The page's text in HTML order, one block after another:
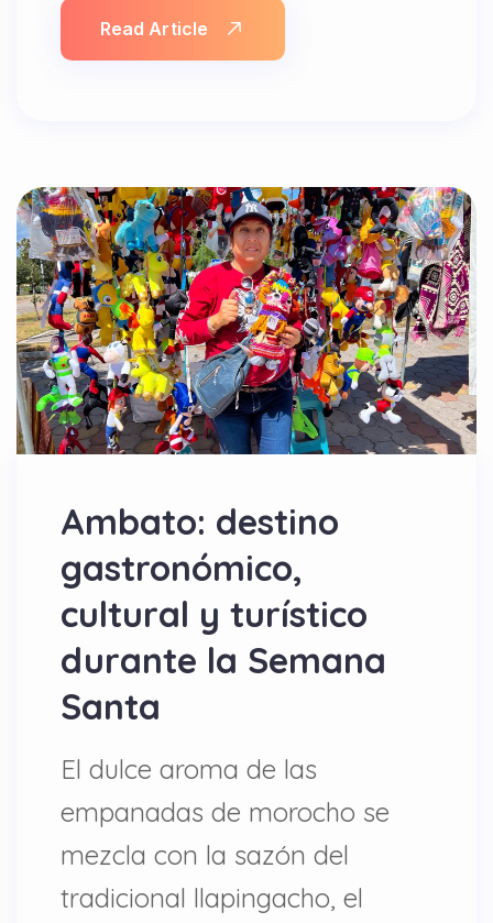
Read Article
Ambato: destino
gastronómico,
cultural y turístico
durante la Semana
Santa
El dulce aroma de las
empanadas de morocho se
mezcla con la sazón del
tradicional llapingacho, el